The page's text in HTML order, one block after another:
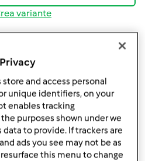
variante
store and access personal
unique identifiers, on your
enables tracking
purposes shown under we
to provide. If trackers are
ads you see may not be as
this menu to change